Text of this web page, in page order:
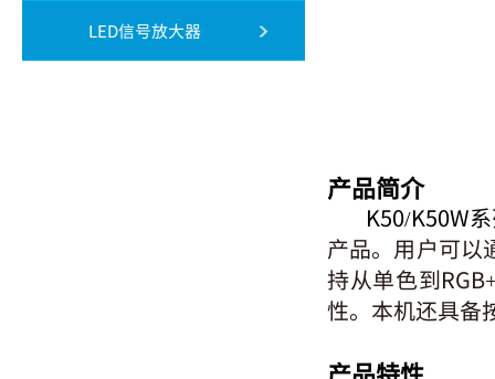
产品简介
K50/K50W系
产品。⽤⼾可以
持从单⾊到
性。本机还具备
LED信号放大器